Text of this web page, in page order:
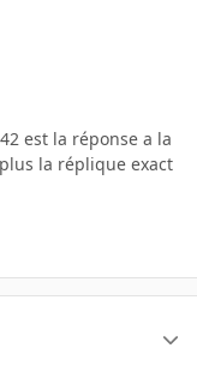
est la réponse a la
la réplique exact